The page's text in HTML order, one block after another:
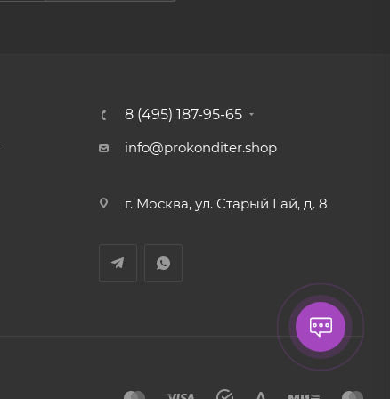
8 (495) 187-95-65
info@prokonditer.shop
г. Москва, ул. Старый Гай, д. 8